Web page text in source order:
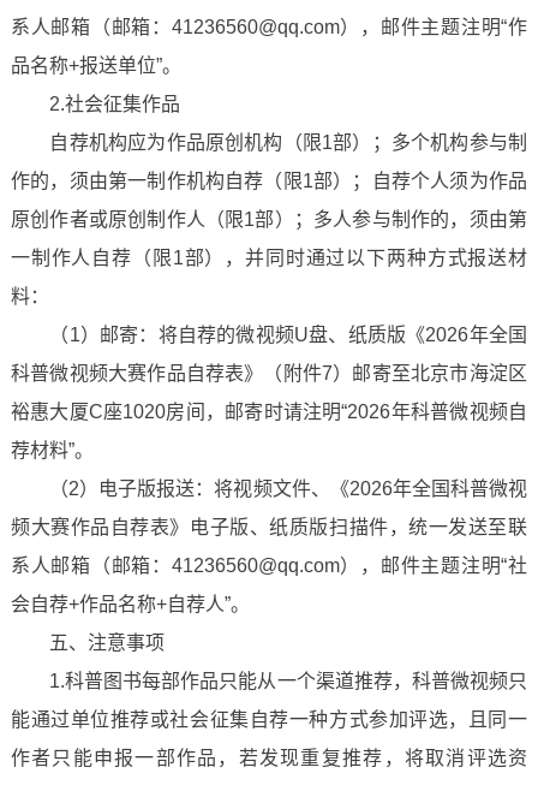
系人邮箱（邮箱：41236560@qq.com），邮件主题注明“作
品名称+报送单位”。
2.社会征集作品
自荐机构应为作品原创机构（限1部）；多个机构参与制
作的，须由第一制作机构自荐（限1部）；自荐个人须为作品
原创作者或原创制作人（限1部）；多人参与制作的，须由第
一制作人自荐（限1部），并同时通过以下两种方式报送材
料：
（1）邮寄：将自荐的微视频U盘、纸质版《2026年全国
科普微视频大赛作品自荐表》（附件7）邮寄至北京市海淀区
裕惠大厦C座1020房间，邮寄时请注明“2026年科普微视频自
荐材料”。
（2）电子版报送：将视频文件、《2026年全国科普微视
频大赛作品自荐表》电子版、纸质版扫描件，统一发送至联
系人邮箱（邮箱：41236560@qq.com），邮件主题注明“社
会自荐+作品名称+自荐人”。
五、注意事项
1.科普图书每部作品只能从一个渠道推荐，科普微视频只
能通过单位推荐或社会征集自荐一种方式参加评选，且同一
作者只能申报一部作品，若发现重复推荐，将取消评选资